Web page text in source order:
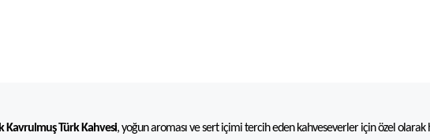
Kavrulmuş Türk Kahvesi, yoğun aroması ve sert içimi tercih eden kahveseverler için özel olarak